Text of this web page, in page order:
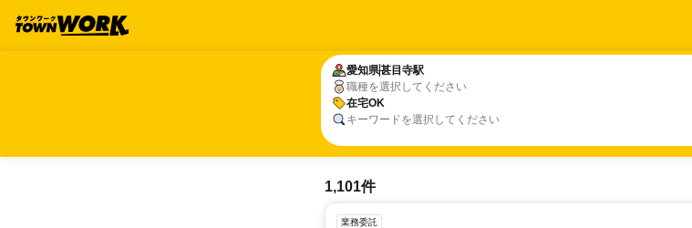
愛知県甚目寺駅
職種を選択してください
在宅OK
キーワードを選択してください
愛知県甚目寺駅
在宅OK
1,101件
業務委託